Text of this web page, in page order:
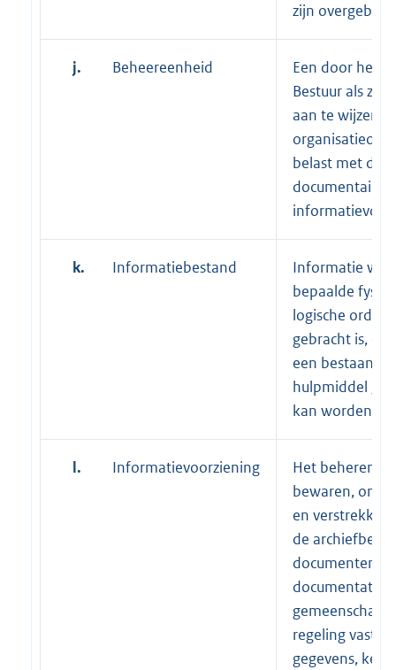
zijn
j. Beheereenheid
Een door het
Bestuur als
aan te wijzen
belast met de
documentaire
k. Informatiebestand
Informatie
bepaalde
logische
gebracht is, of
een bestaand
hulpmiddel
kan worden.
l. Informatievoorziening
Het beheren,
bewaren,
en verstrekken
de
documenten en
documentatie
regeling
gegevens,